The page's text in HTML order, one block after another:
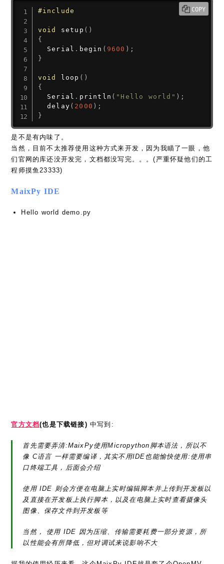
#include
void setup ( )
{
  Serial
. begin ( 9600 ) ;
}
void loop ( )
{
  Serial
. println ( "Hello world" ) ;
delay ( 2000 ) ;
}
COPY
是不是有内味了。
当然，目前不太推荐使用这种方式来开发，因为我瞄了一眼，他
们官网的库还没开发完，文档都没写完。。。(严重怀疑他们的工
程师摸鱼23333)
MaixPy IDE
Hello world demo.py
官方文档(也是下载链接) 中写到:
首先需要弄清:MaixPy使用Micropython脚本语法，所以不
像 C语言 一样需要编译，其实不用IDE也能愉快使用:使用串
口终端工具，后面会介绍
使用 IDE 则会方便在电脑上实时编辑脚本并上传到开发板以
及直接在开发板上执行脚本，以及在电脑上实时查看摄像头
图像、保存文件到开发板等
当然， 使用 IDE 因为压缩、传输需要耗费一部分资源，所
以性能会有所降低，但对调试来说影响不大